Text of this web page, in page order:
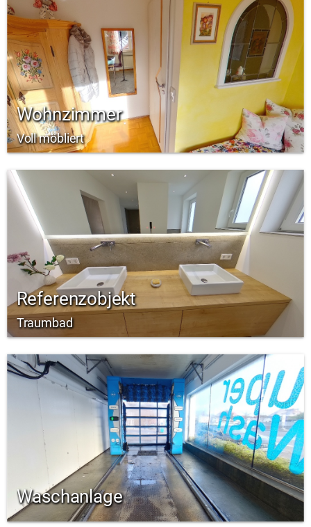
Wohnzimmer
Voll möbliert
Referenzobjekt
Traumbad
Waschanlage